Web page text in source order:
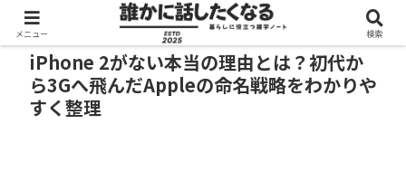
iPhone 2がない本当の理由とは？初代か
ら3Gへ飛んだAppleの命名戦略をわかりや
すく整理
メニュー 検索